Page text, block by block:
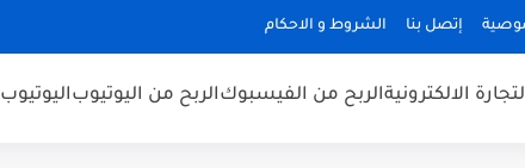
إتصل بنا الشروط و الاحكام
الالكترونيةالربح من الفيسبوكالربح من اليوتيوباليوتيوب